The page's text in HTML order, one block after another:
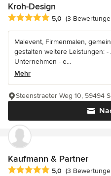
Kroh-Design
Durchschnittliche Bewertung:
5,0 (3
Malevent, Firmenmalen,
gestalten weitere Leistungen:
Unternehmen - e...
Mehr
Steenstraeter Weg 10, 59494
Kaufmann & Partner
Durchschnittliche Bewertung:
5,0 (3